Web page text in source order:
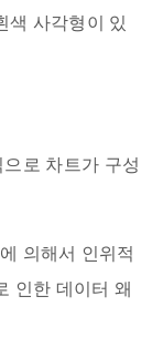
색 사각형이 있
로 차트가 구성
의해서 인위적
인한 데이터 왜